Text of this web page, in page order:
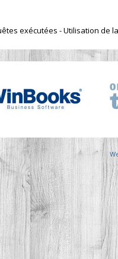
exécutées - Utilisation de la